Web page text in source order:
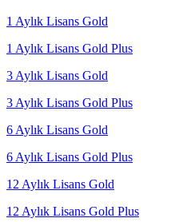
1 Aylık Lisans Gold
1 Aylık Lisans Gold Plus
3 Aylık Lisans Gold
3 Aylık Lisans Gold Plus
6 Aylık Lisans Gold
6 Aylık Lisans Gold Plus
12 Aylık Lisans Gold
12 Aylık Lisans Gold Plus